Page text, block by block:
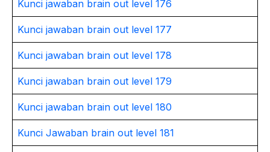
Kunci jawaban brain out level 176
Kunci jawaban brain out level 177
Kunci jawaban brain out level 178
Kunci jawaban brain out level 179
Kunci jawaban brain out level 180
Kunci Jawaban brain out level 181